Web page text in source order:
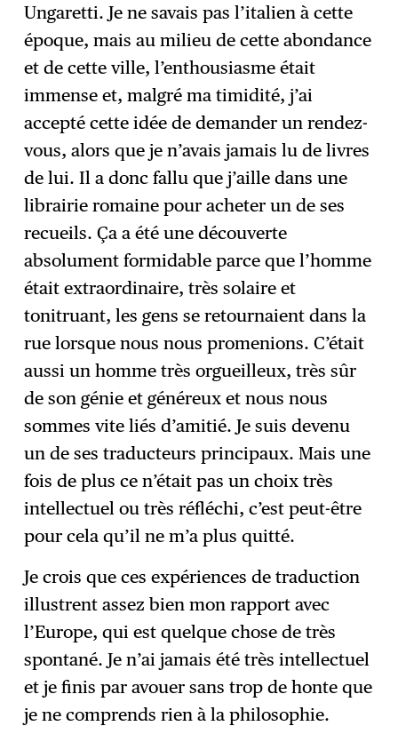
Ungaretti. Je ne savais pas l’italien à cette
époque, mais au milieu de cette abondance
et de cette ville, l’enthousiasme était
immense et, malgré ma timidité, j’ai
accepté cette idée de demander un rendez-
vous, alors que je n’avais jamais lu de livres
de lui. Il a donc fallu que j’aille dans une
librairie romaine pour acheter un de ses
recueils. Ça a été une découverte
absolument formidable parce que l’homme
était extraordinaire, très solaire et
tonitruant, les gens se retournaient dans la
rue lorsque nous nous promenions. C’était
aussi un homme très orgueilleux, très sûr
de son génie et généreux et nous nous
sommes vite liés d’amitié. Je suis devenu
un de ses traducteurs principaux. Mais une
fois de plus ce n’était pas un choix très
intellectuel ou très réfléchi, c’est peut-être
pour cela qu’il ne m’a plus quitté.
Je crois que ces expériences de traduction
illustrent assez bien mon rapport avec
l’Europe, qui est quelque chose de très
spontané. Je n’ai jamais été très intellectuel
et je finis par avouer sans trop de honte que
je ne comprends rien à la philosophie.